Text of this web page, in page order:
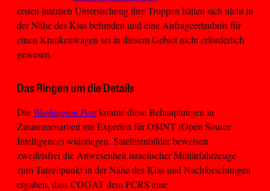
ersten internen Untersuchung ihre Truppen hätten sich nicht in
der Nähe des Kias befunden und eine Anfrageerlaubnis für
einen Krankenwagen sei in diesem Gebiet nicht erforderlich
gewesen.
Das Ringen um die Details
Die Washington Postkonnte diese Behauptungen in
Zusammenarbeit mit Experten für OSINT (Open Source
Intelligence) widerlegen. Satellitenbilder beweisen
zweifelsfrei die Anwesenheit israelischer Militärfahrzeuge
zum Tatzeitpunkt in der Nähe des Kias und Nachforschungen
ergaben, dass COGAT dem PCRS eine